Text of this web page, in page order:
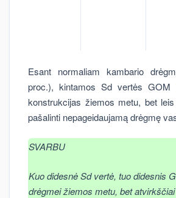
Esant normaliam kambario
proc.), kintamos Sd vertės GOM
konstrukcijas žiemos metu, bet
pašalinti nepageidaujamą drėgmę
SVARBU
Kuo didesnė Sd vertė, tuo didesnis
drėgmei žiemos metu, bet